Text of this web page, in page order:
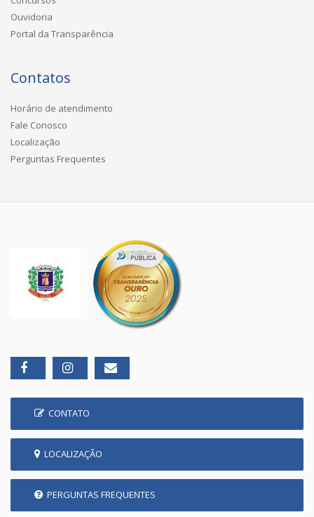
Ouvidoria
Portal da Transparência
Contatos
Horário de atendimento
Fale Conosco
Localização
Perguntas Frequentes
CONTATO
LOCALIZAÇÃO
PERGUNTAS FREQUENTES